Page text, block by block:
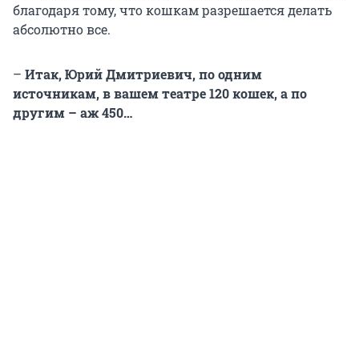
благодаря тому, что кошкам разрешается делать
абсолютно все.
– Итак, Юрий Дмитриевич, по одним
источникам, в вашем театре 120 кошек, а по
другим – аж 450…